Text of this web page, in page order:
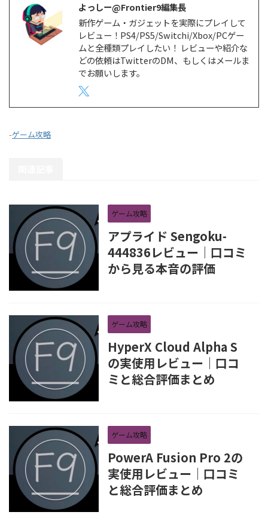
よっしー@Frontier9編集長
新作ゲーム・ガジェットを実際にプレイして
レビュー！PS4/PS5/Switchi/Xbox/PCゲー
ムと全種類プレイしたい！ レビューや紹介な
どの依頼はTwitterのDM、もしくはメールま
でお願いします。
-ゲーム攻略
ゲーム攻略
アプライド Sengoku-
444836レビュー｜口コミ
から見る本音の評価
ゲーム攻略
HyperX Cloud Alpha S
の実使用レビュー｜口コ
ミと総合評価まとめ
ゲーム攻略
PowerA Fusion Pro 2の
実使用レビュー｜口コミ
と総合評価まとめ